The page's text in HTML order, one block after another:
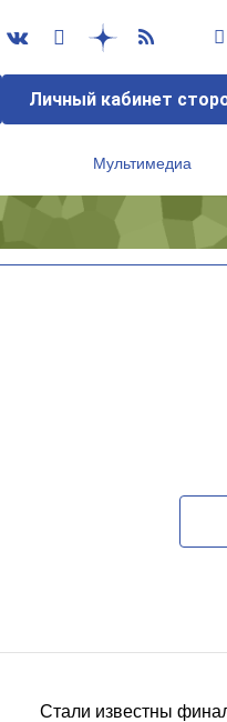
Личный кабинет
Мультимедиа
Стали известны